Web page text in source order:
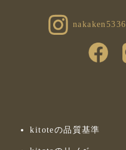
nakaken5336
kitoteの品質基準